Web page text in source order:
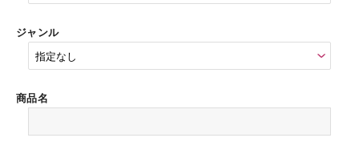
ジャンル
商品名